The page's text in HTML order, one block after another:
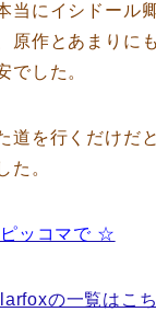
当にイシドール
原作とあまりに
でした。
道を行くだけだ
た。
ッコマで ☆
の一覧はこ